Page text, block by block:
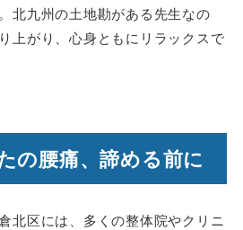
北九州の土地勘がある先生なの
上がり、心身ともにリラックスで
の腰痛、諦める前に
北区には、多くの整体院やクリニ